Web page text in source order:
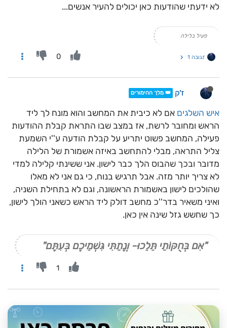
לא ידעתי שהודעות כאן יכולים להעיר אנשים...
פעיל בלילה
תגובה 1 0
ז'ק 👑 מלך ההימורים
איש השלגים אם לא כיבית את המחשב והוא מונח לך ליד
הראש ומחובר לרשת, אז במצב שבו התראת קבלת ההודעות
פעילה, המחשב פשוט יתריע על קבלת הודעה ע''י השמעת
צליל התראה, מבלי להתחשב באיזה אשמורת של הלילה
מדובר ובכך שהבוס הלך כבר לישון. אני ששינתי קלילה למדי
לא צריך יותר מזה. אבל תרגיש בנוח, כי גם אני לא מאלו
שהולכים לישון באשמורת הראשונה, וגם לא בתחילת השניה,
ואיני משאיר בדר''כ מחשב דולק ליד הראש כשאני הולך לישון,
כך שחשש גזל שינה אין כאן.
"אִם בְּחֻקּוֹתַי תֵּלֵכוּ- וְנָתַתִּי גִּשְׁמֵיכֶם בְּעִתָּם"
1